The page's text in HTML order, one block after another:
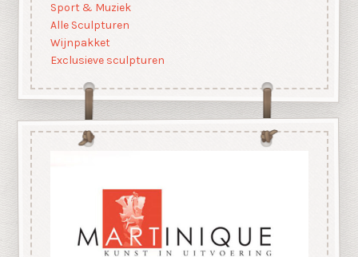
Sport & Muziek
Alle Sculpturen
Wijnpakket
Exclusieve sculpturen